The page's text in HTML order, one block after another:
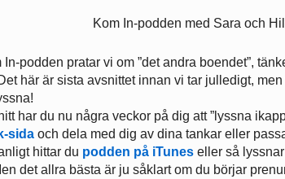
In-podden pratar vi om ”det andra boendet”,
här är sista avsnittet innan vi tar julledigt,
har du nu några veckor på dig att ”lyssna
sida och dela med dig av dina tankar eller
hittar du podden på iTunes eller så
det allra bästa är ju såklart om du börjar